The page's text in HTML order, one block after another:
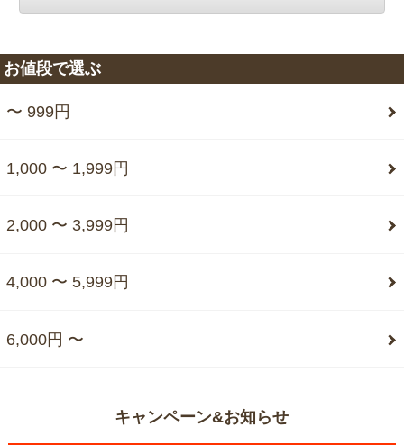
お値段で選ぶ
〜 999円
1,000 〜 1,999円
2,000 〜 3,999円
4,000 〜 5,999円
6,000円 〜
キャンペーン&お知らせ